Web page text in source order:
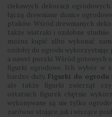
ciekawych dekoracji
łączą drewniane donice
ptaków. Wśród drewnianych
także wiatraki i ozdobne
można kupić albo wykonać
ozdoby do ogrodu
a nawet puszki. Wśród gotowych
figurki ogrodowe. Ich wybór w
bardzo duży. Figurki do ogrodu
ale także figurki zwierząt
ostatnich figurek chętnie
wykonywane są nie tylko
zarówno stojące, jak i wiszące